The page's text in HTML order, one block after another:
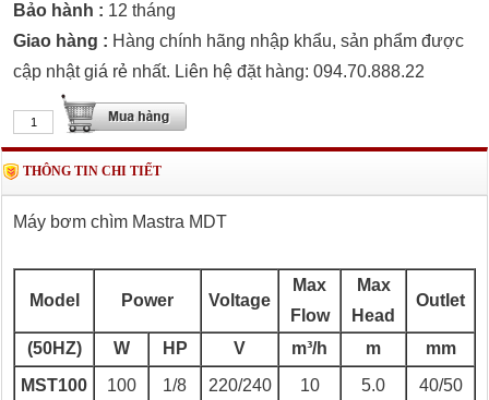
Bảo hành : 12 tháng
Giao hàng : Hàng chính hãng nhập khẩu, sản phẩm được
cập nhật giá rẻ nhất. Liên hệ đặt hàng: 094.70.888.22
THÔNG TIN CHI TIẾT
Máy bơm chìm Mastra MDT
Model Power Voltage
Max
Flow
Max
Head
Outlet
(50HZ) W HP V m³/h m
mm
MST100
100 1/8 220/240 10 5.0 40/50